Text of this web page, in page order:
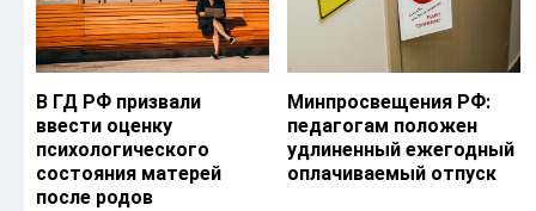
В ГД РФ призвали
ввести оценку
психологического
состояния матерей
после родов
Минпросвещения РФ:
педагогам положен
удлиненный ежегодный
оплачиваемый отпуск